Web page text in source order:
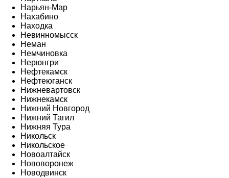
Нарьян-Мар
Нахабино
Находка
Невинномысск
Неман
Немчиновка
Нерюнгри
Нефтекамск
Нефтеюганск
Нижневартовск
Нижнекамск
Нижний Новгород
Нижний Тагил
Нижняя Тура
Никольск
Никольское
Новоалтайск
Нововоронеж
Новодвинск